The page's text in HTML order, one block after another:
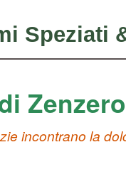
Speziati
Zenzero
incontrano la